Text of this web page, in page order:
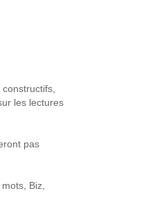
les lectures
pas
Biz,